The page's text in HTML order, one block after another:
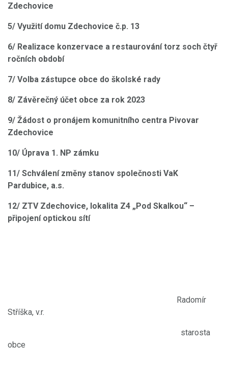
Zdechovice
5/ Využití domu Zdechovice č.p. 13
6/ Realizace konzervace a restaurování torz soch čtyř
ročních období
7/ Volba zástupce obce do školské rady
8/ Závěrečný účet obce za rok 2023
9/ Žádost o pronájem komunitního centra Pivovar
Zdechovice
10/ Úprava 1. NP zámku
11/ Schválení změny stanov společnosti VaK
Pardubice, a.s.
12/ ZTV Zdechovice, lokalita Z4 „Pod Skalkou“ –
připojení optickou sítí
Radomír
Stříška, v.r.
starosta
obce